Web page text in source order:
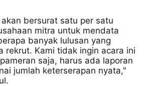
bersurat satu per satu
mitra untuk mendata
banyak lulusan yang
rekrut. Kami tidak ingin acara ini
saja, harus ada laporan
jumlah keterserapan nyata,"